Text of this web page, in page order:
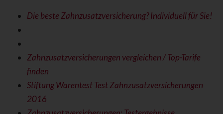
Die beste Zahnzusatzversicherung? Individuell für Sie!
Zahnzusatzversicherungen vergleichen / Top-Tarife
finden
Stiftung Warentest Test Zahnzusatzversicherungen
2016